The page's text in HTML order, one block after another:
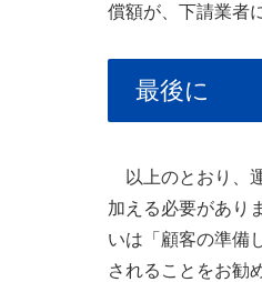
償額が、下請業者
最後に
以上のとおり、
加える必要があり
いは「顧客の準備
されることをお勧